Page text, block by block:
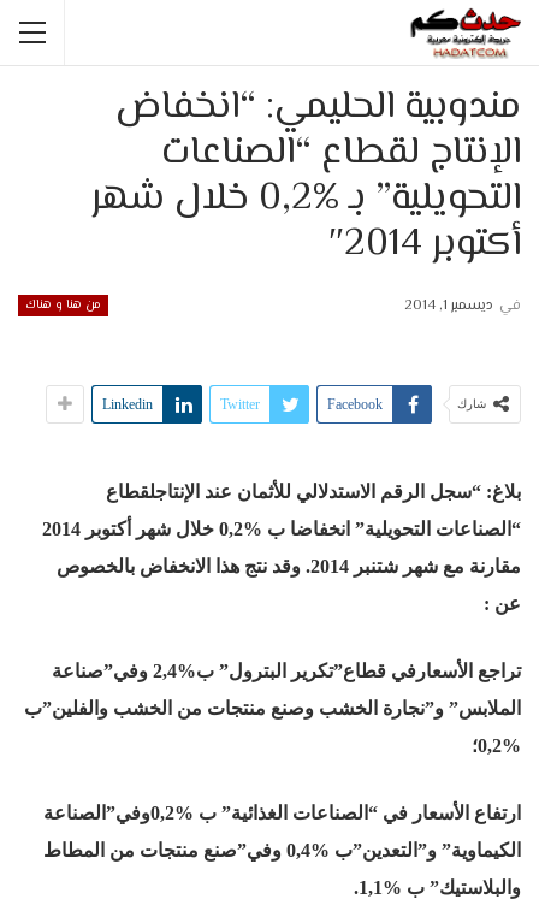
مندوبية الحليمي: “انخفاض
الإنتاج لقطاع “الصناعات
التحويلية” بـ %0,2 خلال شهر
أكتوبر 2014″
من هنا و هناك في ديسمبر 1, 2014
شارك Facebook
Twitter
Linkedin
بلاغ: “سجل الرقم الاستدلالي للأثمان عند الإنتاجلقطاع
“الصناعات التحويلية” انخفاضا ب 0,2%
خلال شهر أكتوبر 2014
مقارنة مع شهر شتنبر 2014
. وقد نتج هذا الانخفاض بالخصوص
عن :
تراجع الأسعارفي قطاع”تكرير البترول” ب2,4% وفي”صناعة
الملابس” و”نجارة الخشب وصنع منتجات من الخشب والفلين”ب
0,2%؛
ارتفاع الأسعار في “الصناعات الغذائية” ب 0,2%وفي”الصناعة
الكيماوية” و”التعدين”ب 0,4% وفي”صنع منتجات من المطاط
والبلاستيك” ب 1,1%
.